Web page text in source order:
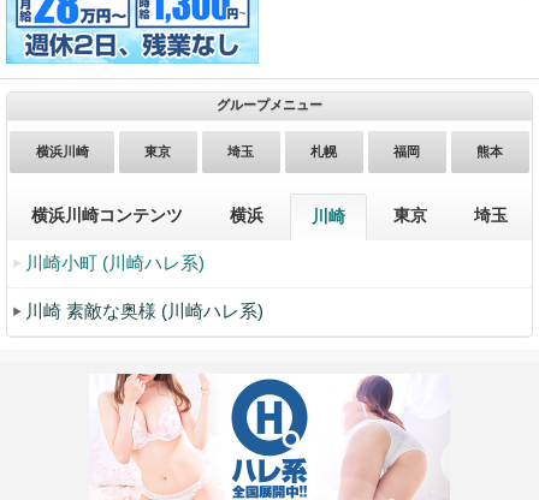
グループメニュー
横浜川崎 東京 埼玉 札幌 福岡 熊本
横浜川崎コンテンツ 横浜 川崎 東京 埼玉
川崎小町 (川崎ハレ系)
川崎 素敵な奥様 (川崎ハレ系)